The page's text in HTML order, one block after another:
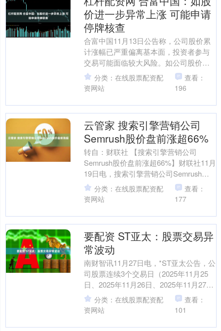
价进一步异常上涨 可能申请
停牌核查
合富中国11月13日公告称，公司股价累
计涨幅已严重偏离基本面，投资者参与
交易可能面临较大风险。如公司股价进
一步异常上涨，公司可能申请停牌核
查。自2025年10月....
分类：在线股票配资配
资网站
查看：
196
云管家 搜索引擎营销公司
Semrush股价盘前涨超66%
转自：财联社 【搜索引擎营销公司
Semrush股价盘前涨超66%】财联社11月
19日电，搜索引擎营销公司Semrush股
价盘前涨超66%。消息人士称，Adobe....
分类：在线股票配资配
资网站
查看：
177
要配资 ST亚太：股票交易异
常波动
南财智讯11月27日电，*ST亚太公告，公
司股票连续3个交易日（2025年11月25
日、2025年11月26日、2025年11月27
日）收盘价格涨幅偏离值累计超....
分类：在线股票配资配
资网站
查看：
101